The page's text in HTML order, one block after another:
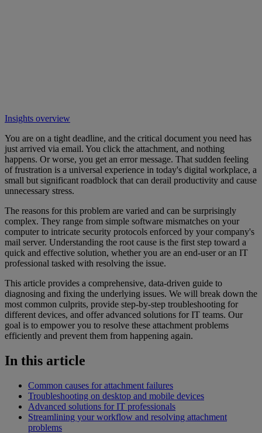
Insights overview
You are on a tight deadline, and the critical document you need has
just arrived via email. You click the attachment, and nothing
happens. Or worse, you get an error message. That sudden feeling
of frustration is a universal experience in today's digital workplace, a
small but significant roadblock that can derail productivity and cause
unnecessary stress.
The reasons for this problem are varied and can be surprisingly
complex. They range from simple software mismatches on your
computer to intricate security protocols enforced by your company's
mail server. Understanding the root cause is the first step toward a
quick and effective solution, whether you are an end-user or an IT
professional tasked with resolving the issue.
This article provides a comprehensive, data-driven guide to
diagnosing and fixing the underlying issues. We will break down the
most common culprits, provide step-by-step troubleshooting for
different devices, and offer advanced solutions for IT teams. Our
goal is to empower you to resolve these attachment problems
efficiently and prevent them from happening again.
In this article
Common causes for attachment failures
Troubleshooting on desktop and mobile devices
Advanced solutions for IT professionals
Streamlining your workflow and resolving attachment
problems